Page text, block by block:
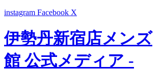
instagram Facebook X
伊勢丹新宿店メンズ
館 公式メディア -